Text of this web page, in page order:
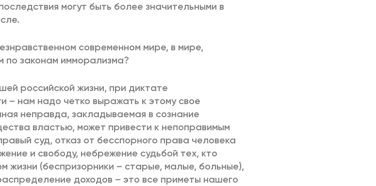
могут быть более значительными в
современном мире, в мире,
по законам имморализма?
российской жизни, при диктате
– нам надо четко выражать к этому свое
неправда, закладываемая в сознание
властью, может привести к непоправимым
суд, отказ от бесспорного права человека
и свободу, небрежение судьбой тех, кто
жизни (беспризорники – старые, малые, больные),
доходов – это все приметы нашего